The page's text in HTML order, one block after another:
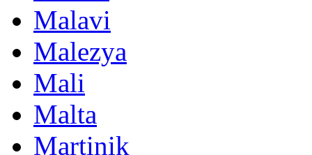
Malavi
Malezya
Mali
Malta
Martinik